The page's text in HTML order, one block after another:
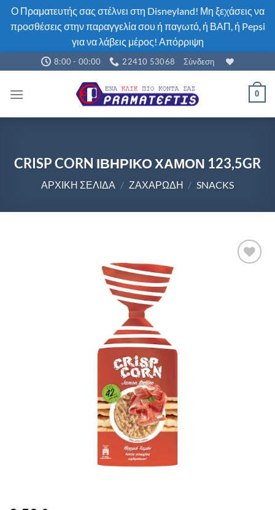
Ο Πραματευτής σας στέλνει στη Disneyland! Μη ξεχάσεις να
προσθέσεις στην παραγγελία σου ή παγωτό, ή ΒΑΠ, ή Pepsi
για να λάβεις μέρος! Απόρριψη
Μετάβαση
στο
περιεχόμενο
8:00 - 00:00 22410 53068 Σύνδεση
0
CRISP CORN ΙΒΗΡΙΚΟ ΧΑΜΟΝ 123,5GR
ΑΡΧΙΚΉ ΣΕΛΊΔΑ / ΖΑΧΑΡΏΔΗ / SNACKS